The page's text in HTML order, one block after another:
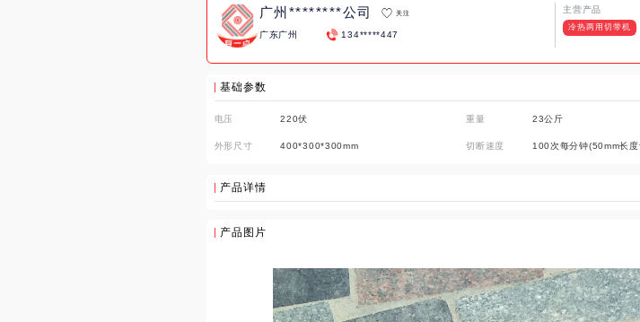
广州********公司 关注
广东广州 134*****447
主营产品
冷热两用切带机
基础参数
电压 220伏 重量 23公斤
外形尺寸 400*300*300mm 切断速度 100次每分钟(50mm长度
产品详情
产品图片